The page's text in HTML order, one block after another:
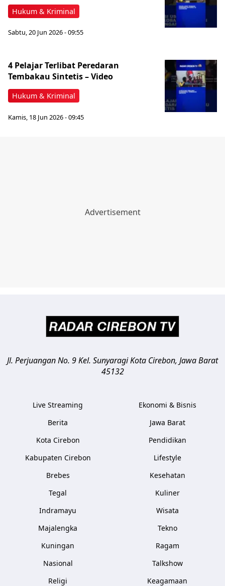
Hukum & Kriminal
Sabtu, 20 Jun 2026 - 09:55
Hukum & Kriminal
4 Pelajar Terlibat Peredaran
Tembakau Sintetis – Video
Kamis, 18 Jun 2026 - 09:45
Jl. Perjuangan No. 9 Kel. SunyaragiKota Cirebon, Jawa Barat
45132
Live Streaming
Berita
Kota Cirebon
Kabupaten Cirebon
Brebes
Tegal
Indramayu
Majalengka
Kuningan
Nasional
Religi
Ekonomi & Bisnis
Jawa Barat
Pendidikan
Lifestyle
Kesehatan
Kuliner
Wisata
Tekno
Ragam
Talkshow
Keagamaan